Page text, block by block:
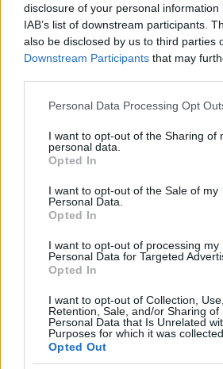
disclosure of your personal
IAB’s list of downstream participants.
also be disclosed by us to third parties
Downstream Participants that may
Please note that this website/app uses
not limited to your visit or usage
grant or deny consent to Google and
use your data for below specified
consent section.
Personal Data Processing Opt
I want to opt-out of the Sharing of
personal data.
Opted In
I want to opt-out of the Sale of my
Personal Data.
Opted In
I want to opt-out of processing my
Personal Data for Targeted
Opted In
I want to opt-out of Collection, Use,
Retention, Sale, and/or Sharing of
Personal Data that Is Unrelated
Purposes for which it was collected.
Opted Out
Jazzbois:Higher Dimension
Represent.Kritikánk.Interjúnk.